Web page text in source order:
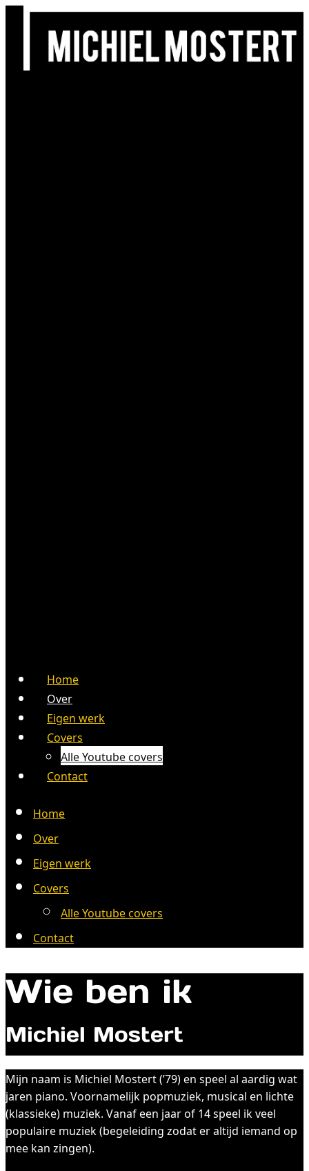
Home
Over
Eigen werk
Covers
Alle Youtube covers
Contact
Home
Over
Eigen werk
Covers
Alle Youtube covers
Contact
Wie ben ik
Michiel Mostert
Mijn naam is Michiel Mostert (’79) en speel al aardig wat
jaren piano. Voornamelijk popmuziek, musical en lichte
(klassieke) muziek. Vanaf een jaar of 14 speel ik veel
populaire muziek (begeleiding zodat er altijd iemand op
mee kan zingen).